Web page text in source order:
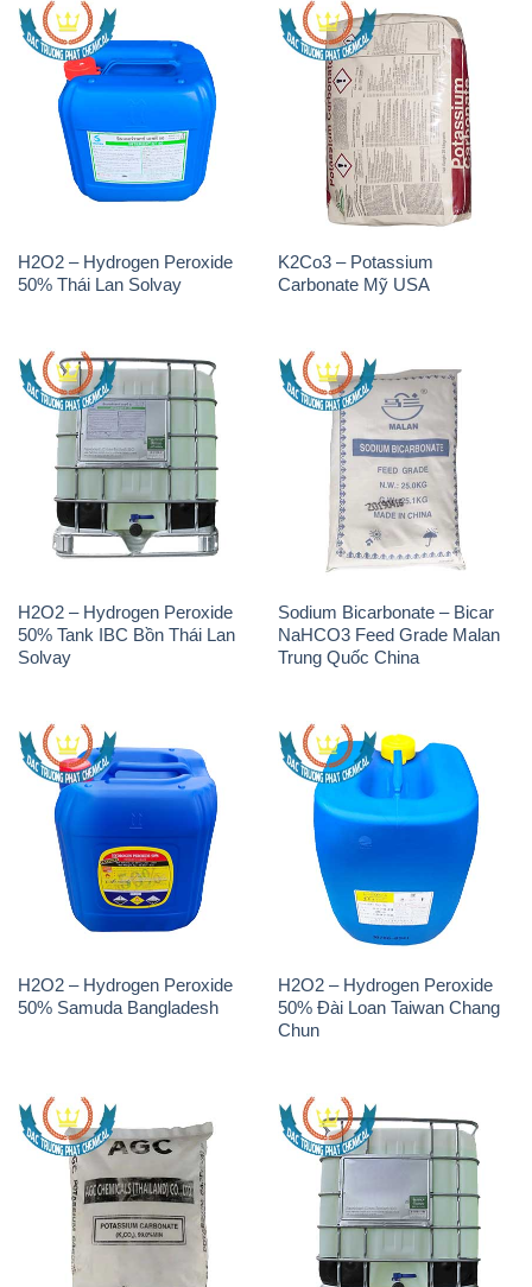
H2O2 – Hydrogen Peroxide
50% Thái Lan Solvay
K2Co3 – Potassium
Carbonate Mỹ USA
H2O2 – Hydrogen Peroxide
50% Tank IBC Bồn Thái Lan
Solvay
Sodium Bicarbonate – Bicar
NaHCO3 Feed Grade Malan
Trung Quốc China
H2O2 – Hydrogen Peroxide
50% Samuda Bangladesh
H2O2 – Hydrogen Peroxide
50% Đài Loan Taiwan Chang
Chun